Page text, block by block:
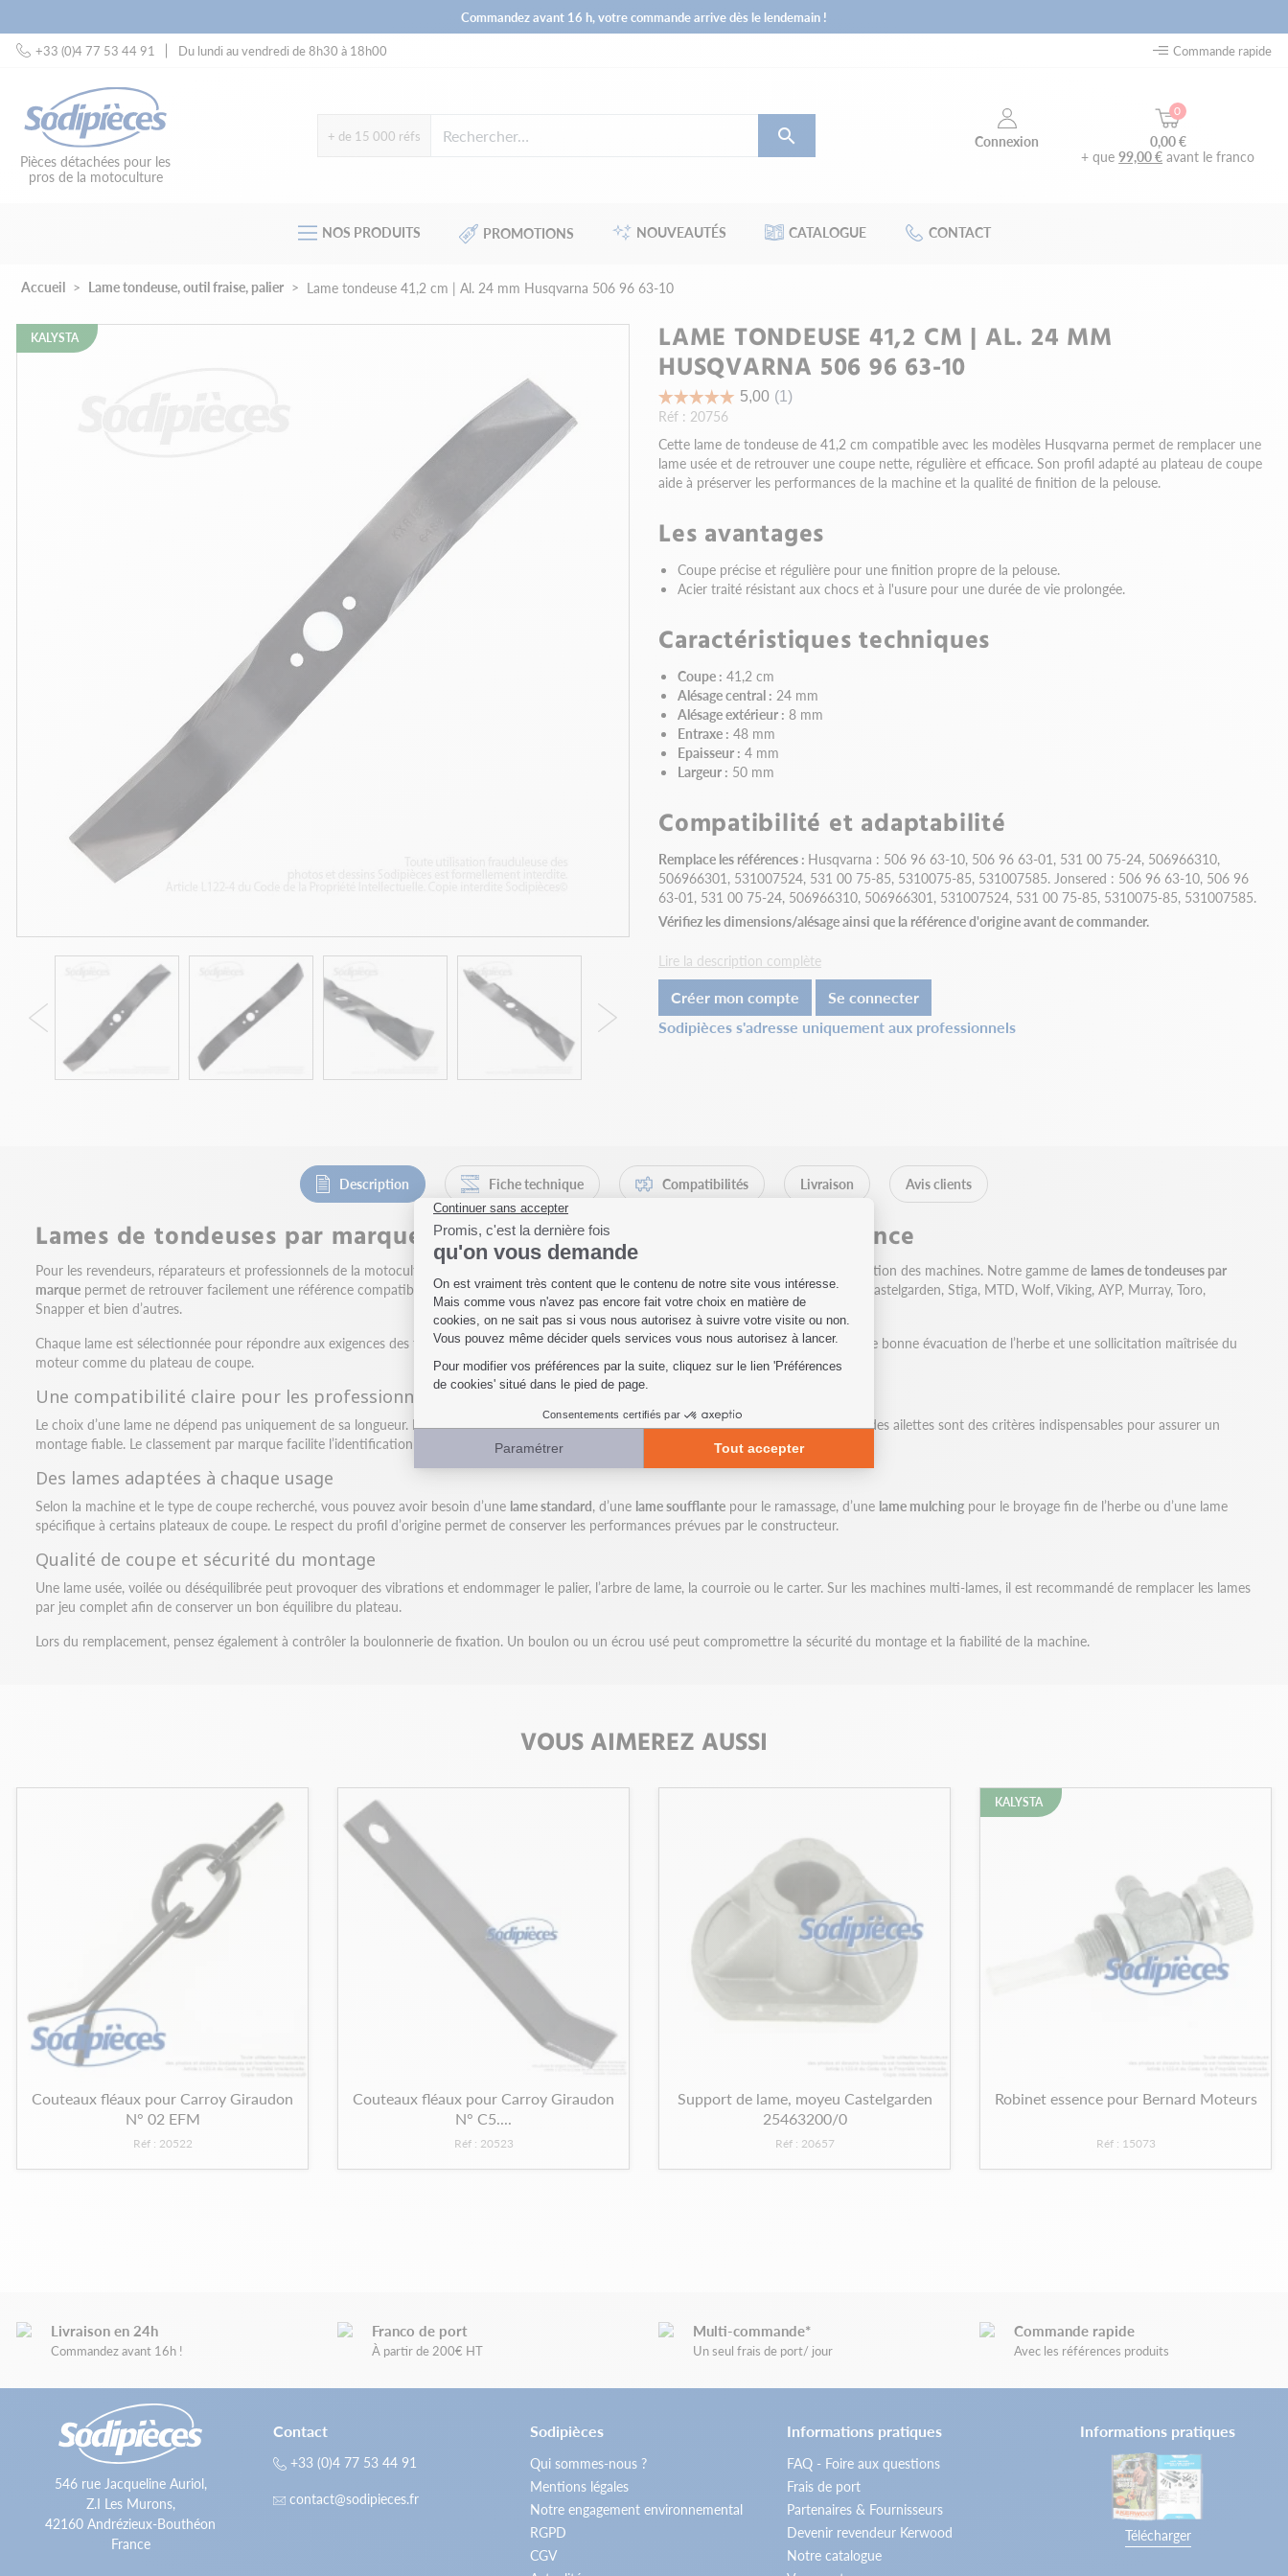
Commandez avant 16 h, votre commande arrive dès le lendemain !
+33 (0)4 77 53 44 91
Du lundi au vendredi de 8h30 à 18h00 Commande rapide
Pièces détachées pour les
pros de la motoculture
+ de 15 000 réfs  Connexion
0
0,00 €
+ que99,00 € avant le franco
NOS PRODUITS PROMOTIONS NOUVEAUTÉS CATALOGUE CONTACT
Accueil Lame tondeuse, outil fraise, palier Lame tondeuse 41,2 cm | Al. 24 mm Husqvarna 506 96 63-10
KALYSTA
LAME TONDEUSE 41,2 CM | AL. 24 MM
HUSQVARNA 506 96 63-10
Réf : 20756
Cette lame de tondeuse de 41,2 cm compatible avec les modèles Husqvarna permet de remplacer une
lame usée et de retrouver une coupe nette, régulière et efficace. Son profil adapté au plateau de coupe
aide à préserver les performances de la machine et la qualité de finition de la pelouse.
Les avantages
Coupe précise et régulière pour une finition propre de la pelouse.
Acier traité résistant aux chocs et à l'usure pour une durée de vie prolongée.
Caractéristiques techniques
Coupe : 41,2 cm
Alésage central : 24 mm
Alésage extérieur : 8 mm
Entraxe : 48 mm
Epaisseur : 4 mm
Largeur : 50 mm
Compatibilité et adaptabilité
Remplace les références : Husqvarna : 506 96 63-10, 506 96 63-01, 531 00 75-24, 506966310,
506966301, 531007524, 531 00 75-85, 5310075-85, 531007585. Jonsered : 506 96 63-10, 506 96
63-01, 531 00 75-24, 506966310, 506966301, 531007524, 531 00 75-85, 5310075-85, 531007585.
Vérifiez les dimensions/alésage ainsi que la référence d'origine avant de commander.
Lire la description complète
Créer mon compte
Se connecter
Sodipièces s'adresse uniquement aux professionnels
Description Fiche technique Compatibilités Livraison Avis clients
Lames de tondeuses par marque : trouvez rapidement la bonne référence
Pour les revendeurs, réparateurs et professionnels de la motoculture, identifier rapidement la bonne lame est essentiel pour limiter l’immobilisation des machines. Notre gamme de lames de tondeuses par
marque permet de retrouver facilement une référence compatible avec les principales marques du marché : Husqvarna, John Deere, Honda, Castelgarden, Stiga, MTD, Wolf, Viking, AYP, Murray, Toro,
Snapper et bien d’autres.
Chaque lame est sélectionnée pour répondre aux exigences des tontes régulières et intensives. Une lame adaptée garantit unecoupe nette
, une bonne évacuation de l’herbe et une sollicitation maîtrisée du
moteur comme du plateau de coupe.
Une compatibilité claire pour les professionnels
Le choix d’une lame ne dépend pas uniquement de sa longueur. Le diamètre d’alésage, les entraxes de fixation, le profil, l’épaisseur et la forme des ailettes sont des critères indispensables pour assurer un
montage fiable. Le classement par marque facilite l’identification de la pièce et réduit les risques d’erreur lors de la commande.
Des lames adaptées à chaque usage
Selon la machine et le type de coupe recherché, vous pouvez avoir besoin d’une lame standard, d’une lame soufflante pour le ramassage, d’une lame mulching pour le broyage fin de l’herbe ou d’une lame
spécifique à certains plateaux de coupe. Le respect du profil d’origine permet de conserver les performances prévues par le constructeur.
Qualité de coupe et sécurité du montage
Une lame usée, voilée ou déséquilibrée peut provoquer des vibrations et endommager le palier, l’arbre de lame, la courroie ou le carter. Sur les machines multi-lames, il est recommandé de remplacer les lames
par jeu complet afin de conserver un bon équilibre du plateau.
Lors du remplacement, pensez également à contrôler la boulonnerie de fixation. Un boulon ou un écrou usé peut compromettre la sécurité du montage et la fiabilité de la machine.
VOUS AIMEREZ AUSSI
Couteaux fléaux pour Carroy Giraudon
N° 02 EFM
Réf : 20522
Couteaux fléaux pour Carroy Giraudon
N° C5....
Réf : 20523
Support de lame, moyeu Castelgarden
25463200/0
Réf : 20657
Robinet essence pour Bernard Moteurs
Réf : 15073
KALYSTA
Livraison en 24h
Commandez avant 16h !
Franco de port
À partir de 200€ HT
Multi-commande*
Un seul frais de port/ jour
Commande rapide
Avec les références produits
546 rue Jacqueline Auriol,
Z.I Les Murons,
42160 Andrézieux-Bouthéon
France
Contact
+33 (0)4 77 53 44 91
contact@sodipieces.fr
Sodipièces
Qui sommes-nous ?
Mentions légales
Notre engagement environnemental
RGPD
CGV
Informations pratiques
FAQ - Foire aux questions
Frais de port
Partenaires & Fournisseurs
Devenir revendeur Kerwood
Notre catalogue
Informations pratiques
Télécharger